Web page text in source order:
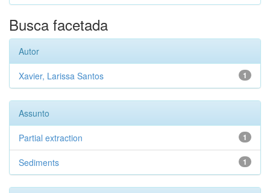
Busca facetada
Autor
1
Xavier, Larissa Santos
Assunto
1
Partial extraction
1
Sediments